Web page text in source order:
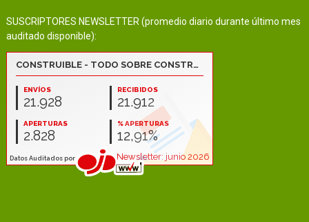
SUSCRIPTORES NEWSLETTER (promedio diario durante último mes
auditado disponible):